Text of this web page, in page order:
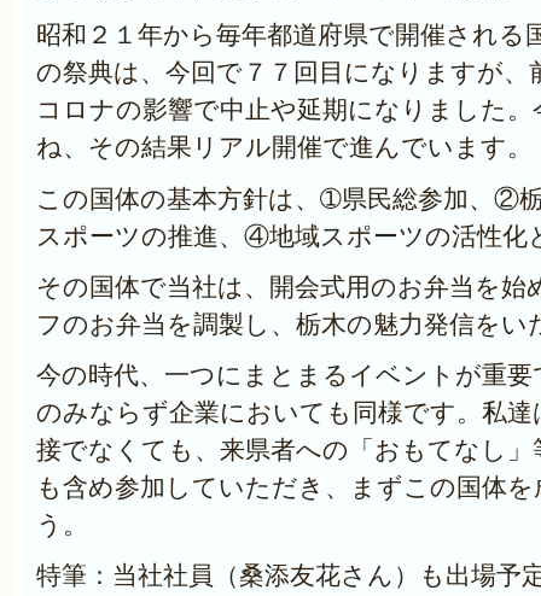
昭和２１年から毎年都道府県で開催される
の祭典は、今回で７７回目になりますが、
コロナの影響で中止や延期になりました。
ね、その結果リアル開催で進んでいます。
この国体の基本方針は、➀県民総参加、②
スポーツの推進、④地域スポーツの活性化
その国体で当社は、開会式用のお弁当を始
フのお弁当を調製し、栃木の魅力発信をい
今の時代、一つにまとまるイベントが重要
のみならず企業においても同様です。私
接でなくても、来県者への「おもてなし」
も含め参加していただき、まずこの国体
う。
特筆：当社社員（桑添友花さん）も出場予